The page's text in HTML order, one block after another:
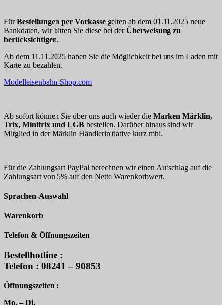
FürBestellungen per Vorkasse gelten ab dem 01.11.2025 neue
Bankdaten, wir bitten Sie diese bei derÜberweisung zu
berücksichtigen.
Ab dem 11.11.2025 haben Sie die Möglichkeit bei uns im Laden mit
Karte zu bezahlen.
Modelleisenbahn-Shop.com
Ab sofort können Sie über uns auch wieder die Marken Märklin,
Trix, Minitrix und LGB bestellen. Darüber hinaus sind wir
Mitglied in der Märklin Händlerinitiative kurz mhi.
Für die Zahlungsart PayPal berechnen wir einen Aufschlag auf die
Zahlungsart von 5% auf den Netto Warenkorbwert.
Sprachen-Auswahl
Warenkorb
Telefon & Öffnungszeiten
Bestellhotline :
Telefon : 08241 – 90853
Öffnungszeiten :
Mo. – Di.